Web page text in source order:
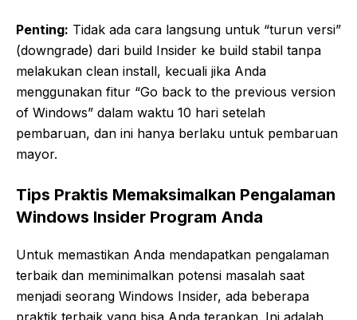
Penting: Tidak ada cara langsung untuk “turun versi”
(downgrade) dari build Insider ke build stabil tanpa
melakukan clean install, kecuali jika Anda
menggunakan fitur “Go back to the previous version
of Windows” dalam waktu 10 hari setelah
pembaruan, dan ini hanya berlaku untuk pembaruan
mayor.
Tips Praktis Memaksimalkan Pengalaman
Windows Insider Program Anda
Untuk memastikan Anda mendapatkan pengalaman
terbaik dan meminimalkan potensi masalah saat
menjadi seorang Windows Insider, ada beberapa
praktik terbaik yang bisa Anda terapkan. Ini adalah